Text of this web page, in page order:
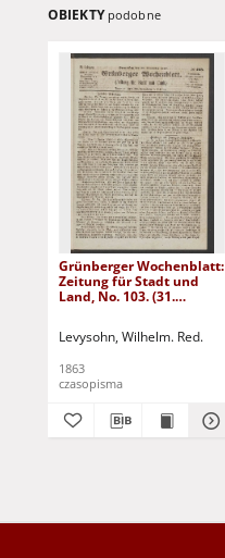
OBIEKTY podobne
Grünberger Wochenblatt:
Zeitung für Stadt und
Land, No. 103. (31.
Levysohn, Wilhelm. Red.
1863
czasopisma